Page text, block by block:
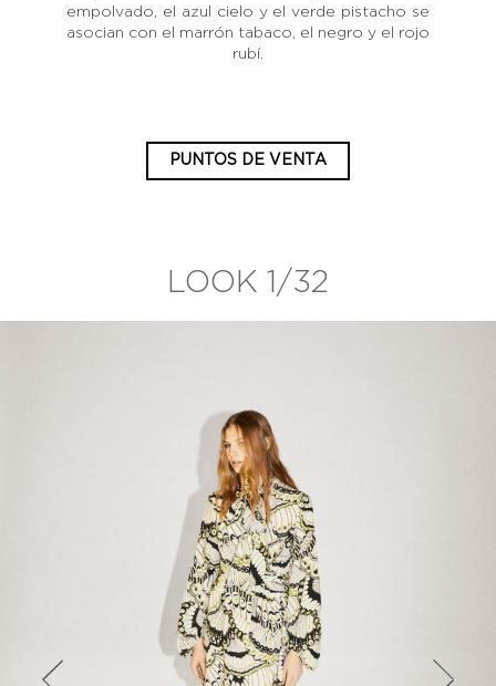
empolvado, el azul cielo y el verde pistacho se
asocian con el marrón tabaco, el negro y el rojo
rubí.
PUNTOS DE VENTA
LOOK 1/32